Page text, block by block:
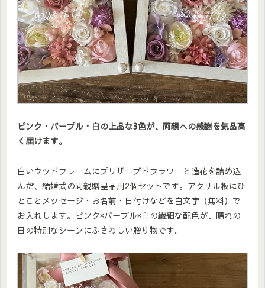
ピンク・パープル・白の上品な3色が、両親への感謝を気品高
く届けます。
白いウッドフレームにプリザーブドフラワーと造花を詰め込
んだ、結婚式の両親贈呈品用2個セットです。アクリル板にひ
とことメッセージ・お名前・日付けなどを白文字（無料）で
お入れします。ピンク×パープル×白の繊細な配色が、晴れの
日の特別なシーンにふさわしい贈り物です。